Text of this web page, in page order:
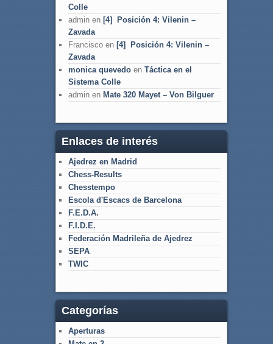
Colle
adminen [4] Posición 4: Vilenin –
Zavada
Franciscoen [4] Posición 4: Vilenin –
Zavada
monica quevedoen Táctica en el
Sistema Colle
adminen Mate 320 Mayet – Von Bilguer
Enlaces de interés
Ajedrez en Madrid
Chess-Results
Chesstempo
Escola d'Escacs de Barcelona
F.E.D.A.
F.I.D.E.
Federación Madrileña de Ajedrez
SEPA
TWIC
Categorías
Aperturas